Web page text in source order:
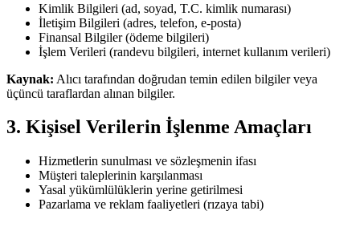
Kimlik Bilgileri (ad, soyad, T.C. kimlik numarası)
İletişim Bilgileri (adres, telefon, e-posta)
Finansal Bilgiler (ödeme bilgileri)
İşlem Verileri (randevu bilgileri, internet kullanım verileri)
Kaynak: Alıcı tarafından doğrudan temin edilen bilgiler veya
üçüncü taraflardan alınan bilgiler.
3. Kişisel Verilerin İşlenme Amaçları
Hizmetlerin sunulması ve sözleşmenin ifası
Müşteri taleplerinin karşılanması
Yasal yükümlülüklerin yerine getirilmesi
Pazarlama ve reklam faaliyetleri (rızaya tabi)